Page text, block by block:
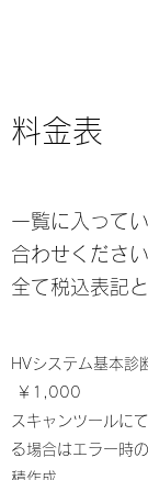
​​料金表
一覧に入って
合わせください
全て税込表記
HVシステム基本診
￥1,000
スキャンツールに
る場合はエラー時